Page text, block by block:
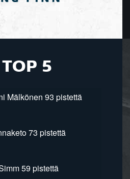
5
Mälkönen 93 pistettä
73 pistettä
59 pistettä